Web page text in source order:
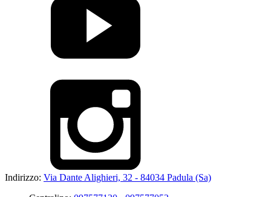
Indirizzo: Via Dante Alighieri, 32 - 84034 Padula (Sa)